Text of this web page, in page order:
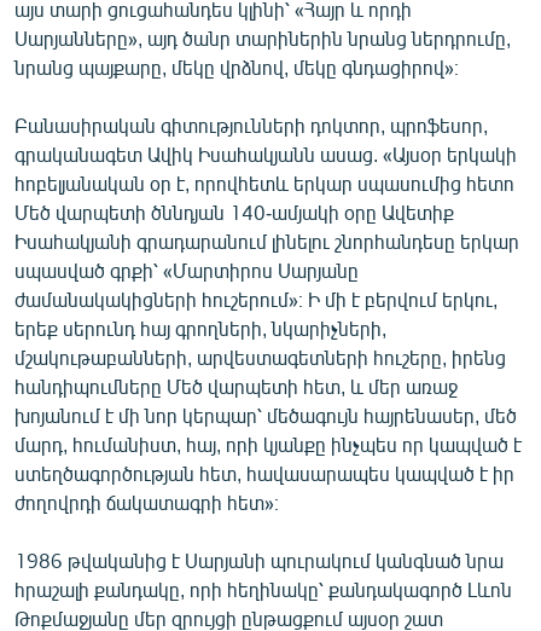
այս տարի ցուցահանդես կլինի՝ «Հայր և որդի
Սարյանները», այդ ծանր տարիներին նրանց ներդրումը,
նրանց պայքարը, մեկը վրձնով, մեկը գնդացիրով»։
Բանասիրական գիտությունների դոկտոր, պրոֆեսոր,
գրականագետ Ավիկ Իսահակյանն ասաց. «Այսօր երկակի
հոբելյանական օր է, որովհետև երկար սպասումից հետո
Մեծ վարպետի ծննդյան 140-ամյակի օրը Ավետիք
Իսահակյանի գրադարանում լինելու շնորհանդեսը երկար
սպասված գրքի՝ «Մարտիրոս Սարյանը
ժամանակակիցների հուշերում»։ Ի մի է բերվում երկու,
երեք սերունդ հայ գրողների, նկարիչների,
մշակութաբանների, արվեստագետների հուշերը, իրենց
հանդիպումները Մեծ վարպետի հետ, և մեր առաջ
խոյանում է մի նոր կերպար՝ մեծագույն հայրենասեր, մեծ
մարդ, հումանիստ, հայ, որի կյանքը ինչպես որ կապված է
ստեղծագործության հետ, հավասարապես կապված է իր
ժողովրդի ճակատագրի հետ»։
1986 թվականից է Սարյանի պուրակում կանգնած նրա
հրաշալի քանդակը, որի հեղինակը՝ քանդակագործ Լևոն
Թոքմաջյանը մեր զրույցի ընթացքում այսօր շատ